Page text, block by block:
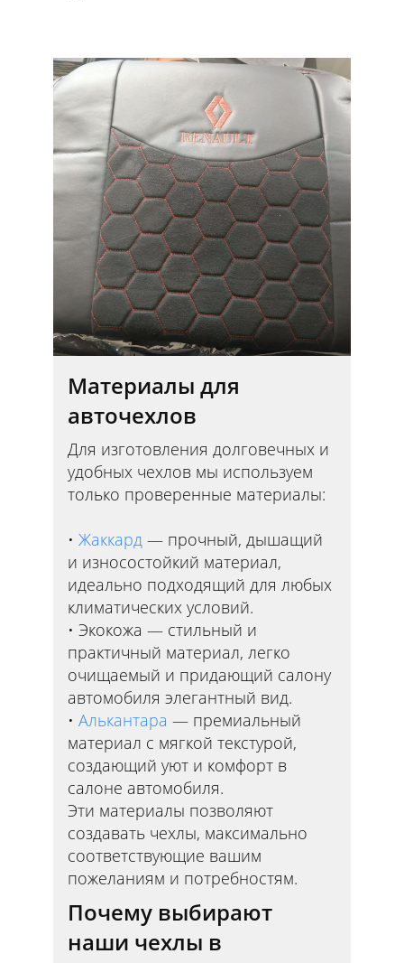
Материалы для
авточехлов
Для изготовления долговечных и
удобных чехлов мы используем
только проверенные материалы:
Жаккард — прочный, дышащий
и износостойкий материал,
идеально подходящий для любых
климатических условий.
Экокожа — стильный и
практичный материал, легко
очищаемый и придающий салону
автомобиля элегантный вид.
Алькантара — премиальный
материал с мягкой текстурой,
создающий уют и комфорт в
салоне автомобиля.
Эти материалы позволяют
создавать чехлы, максимально
соответствующие вашим
пожеланиям и потребностям.
Почему выбирают
наши чехлы в